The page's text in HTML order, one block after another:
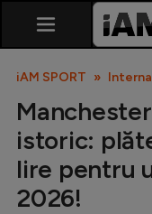
iAM SPORT
istoric:
lire pentru
2026!